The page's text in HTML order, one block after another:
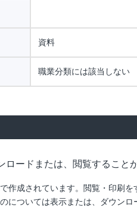
資料
職業分類には該当しない
ロードまたは、閲覧すること
作成されています。閲覧・印刷
については表示または、ダウン